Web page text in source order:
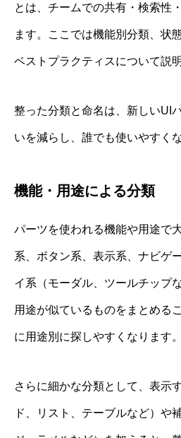
とは、チームでの共有・検索性
ます。ここでは機能別分類、状
ベストプラクティスについて説
整った分類と命名は、新しいUI
いを減らし、誰でも使いやすく
機能・用途による分類
パーツを使われる機能や用途で
系、ボタン系、表示系、ナビゲ
イ系（モーダル、ツールチップ
用途が似ているものをまとめる
に用途別に探しやすくなります。
さらに細かな分類として、表示
ド、リスト、テーブルなど）や